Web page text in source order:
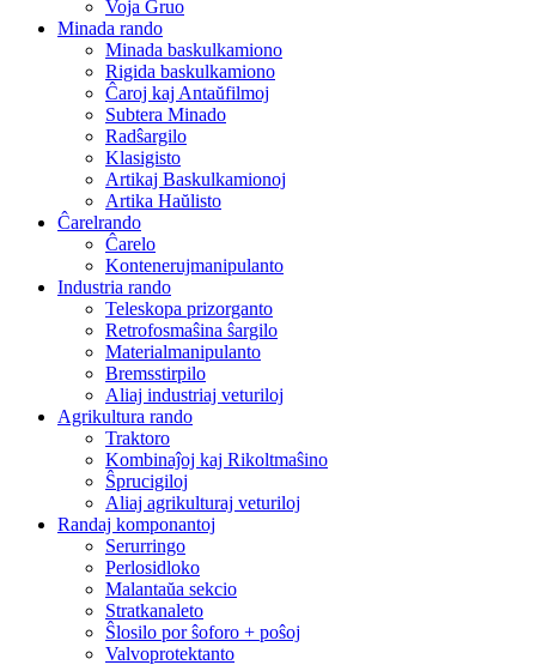
Voja Gruo
Minada rando
Minada baskulkamiono
Rigida baskulkamiono
Ĉaroj kaj Antaŭfilmoj
Subtera Minado
Radŝargilo
Klasigisto
Artikaj Baskulkamionoj
Artika Haŭlisto
Ĉarelrando
Ĉarelo
Kontenerujmanipulanto
Industria rando
Teleskopa prizorganto
Retrofosmaŝina ŝargilo
Materialmanipulanto
Bremsstirpilo
Aliaj industriaj veturiloj
Agrikultura rando
Traktoro
Kombinaĵoj kaj Rikoltmaŝino
Ŝprucigiloj
Aliaj agrikulturaj veturiloj
Randaj komponantoj
Serurringo
Perlosidloko
Malantaŭa sekcio
Stratkanaleto
Ŝlosilo por ŝoforo + poŝoj
Valvoprotektanto